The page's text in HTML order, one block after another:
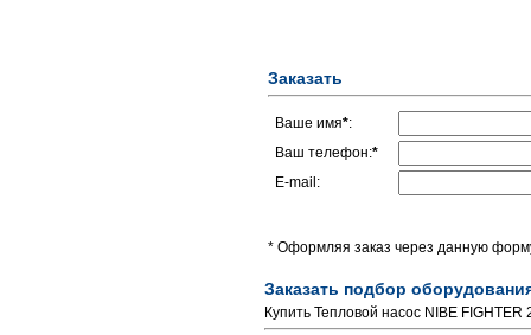
Заказать
Ваше имя*:
Ваш телефон:*
E-mail:
* Оформляя заказ через данную
Заказать подбор
Купить Тепловой насос NIBE